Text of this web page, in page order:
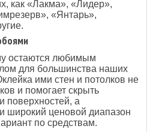
как «Лакма», «Лидер»,
«Янтарь»,
остаются любимым
для большинства наших
ими стен и потолков не
и помогает скрыть
поверхностей, а
широкий ценовой диапазон
по средствам.